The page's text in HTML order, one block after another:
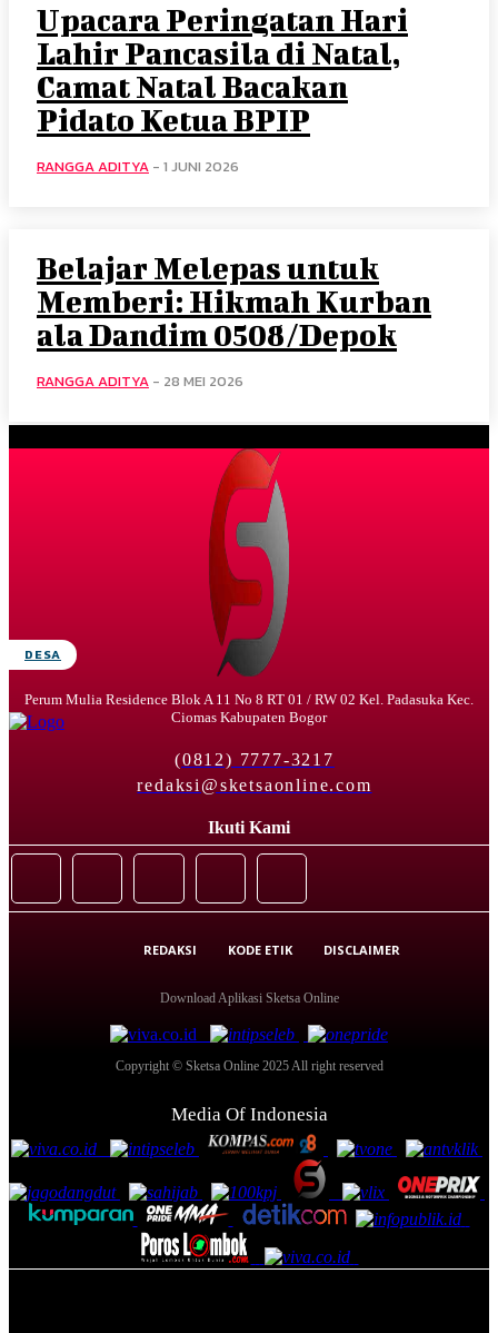
DESA
Upacara Peringatan Hari
Lahir Pancasila di Natal,
Camat Natal Bacakan
Pidato Ketua BPIP
RANGGA ADITYA - 1 JUNI 2026
Belajar Melepas untuk
Memberi: Hikmah Kurban
ala Dandim 0508/Depok
RANGGA ADITYA - 28 MEI 2026
Perum Mulia Residence Blok A 11 No 8 RT 01 / RW 02 Kel. Padasuka Kec.
Ciomas Kabupaten Bogor
(0812) 7777-3217
redaksi@sketsaonline.com
Ikuti Kami
REDAKSI KODE ETIK DISCLAIMER
Download Aplikasi Sketsa Online
Copyright © Sketsa Online 2025 All right reserved
Media Of Indonesia